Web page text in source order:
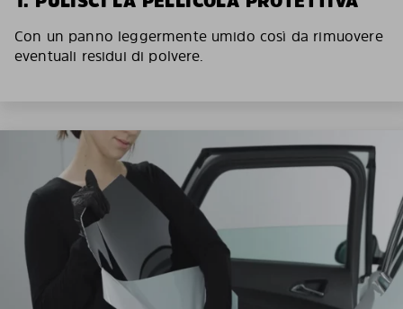
Con un panno leggermente umido così da rimuovere
eventuali residui di polvere.